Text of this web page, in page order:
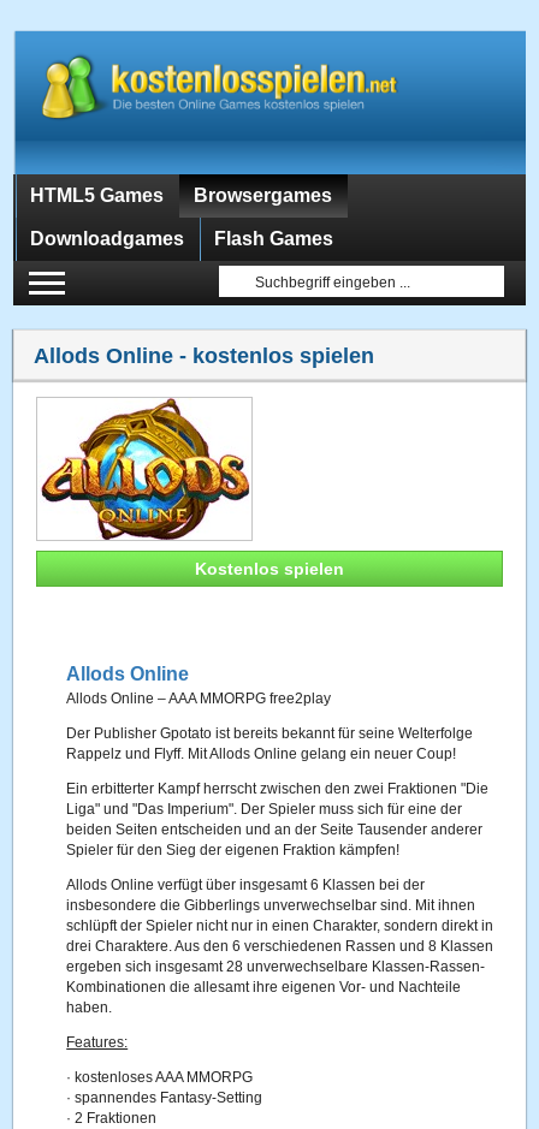
HTML5 Games Browsergames
Downloadgames Flash Games
Allods Online - kostenlos spielen
Kostenlos spielen
Allods Online
Allods Online – AAA MMORPG free2play
Der Publisher Gpotato ist bereits bekannt für seine Welterfolge
Rappelz und Flyff. Mit Allods Online gelang ein neuer Coup!
Ein erbitterter Kampf herrscht zwischen den zwei Fraktionen "Die
Liga" und "Das Imperium". Der Spieler muss sich für eine der
beiden Seiten entscheiden und an der Seite Tausender anderer
Spieler für den Sieg der eigenen Fraktion kämpfen!
Allods Online verfügt über insgesamt 6 Klassen bei der
insbesondere die Gibberlings unverwechselbar sind. Mit ihnen
schlüpft der Spieler nicht nur in einen Charakter, sondern direkt in
drei Charaktere. Aus den 6 verschiedenen Rassen und 8 Klassen
ergeben sich insgesamt 28 unverwechselbare Klassen-Rassen-
Kombinationen die allesamt ihre eigenen Vor- und Nachteile
haben.
Features:
· kostenloses AAA MMORPG
· spannendes Fantasy-Setting
· 2 Fraktionen